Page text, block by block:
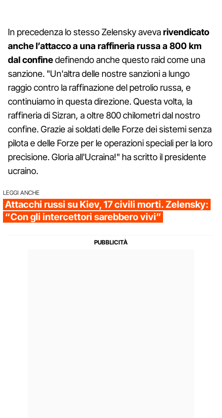
In precedenza lo stesso Zelensky avevarivendicato
anche l’attacco a una raffineria russa a 800 km
dal confinedefinendo anche questo raid come una
sanzione. "Un'altra delle nostre sanzioni a lungo
raggio contro la raffinazione del petrolio russa, e
continuiamo in questa direzione. Questa volta, la
raffineria di Sizran, a oltre 800 chilometri dal nostro
confine. Grazie ai soldati delle Forze dei sistemi senza
pilota e delle Forze per le operazioni speciali per la loro
precisione. Gloria all'Ucraina!" ha scritto il presidente
ucraino.
LEGGI ANCHE
Attacchi russi su Kiev, 17 civili morti. Zelensky:
“Con gli intercettori sarebbero vivi”